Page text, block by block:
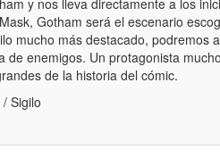
Gotham será el escenario
mucho más destacado, podremos
enemigos. Un protagonista
de la historia del cómic.
Sigilo